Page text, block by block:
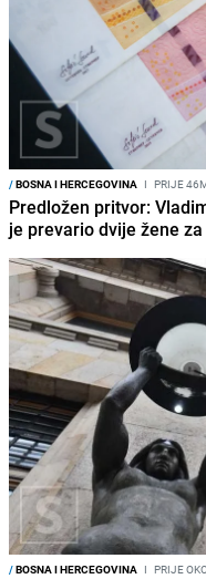
/BOSNA I HERCEGOVINA I PRIJE
Predložen pritvor:
je prevario dvije žene
/BOSNA I HERCEGOVINA I PRIJE